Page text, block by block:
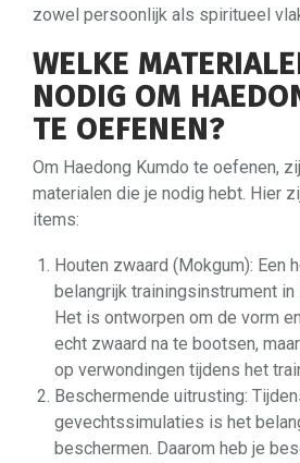
zowel persoonlijk als spiritueel
WELKE
NODIG OM
TE OEFENEN?
Om Haedong Kumdo te oefenen,
materialen die je nodig hebt. Hier
items:
Houten zwaard (Mokgum): Een
belangrijk trainingsinstrument in
Het is ontworpen om de vorm
echt zwaard na te bootsen,
op verwondingen tijdens het
Beschermende uitrusting:
gevechtssimulaties is het
beschermen. Daarom heb je